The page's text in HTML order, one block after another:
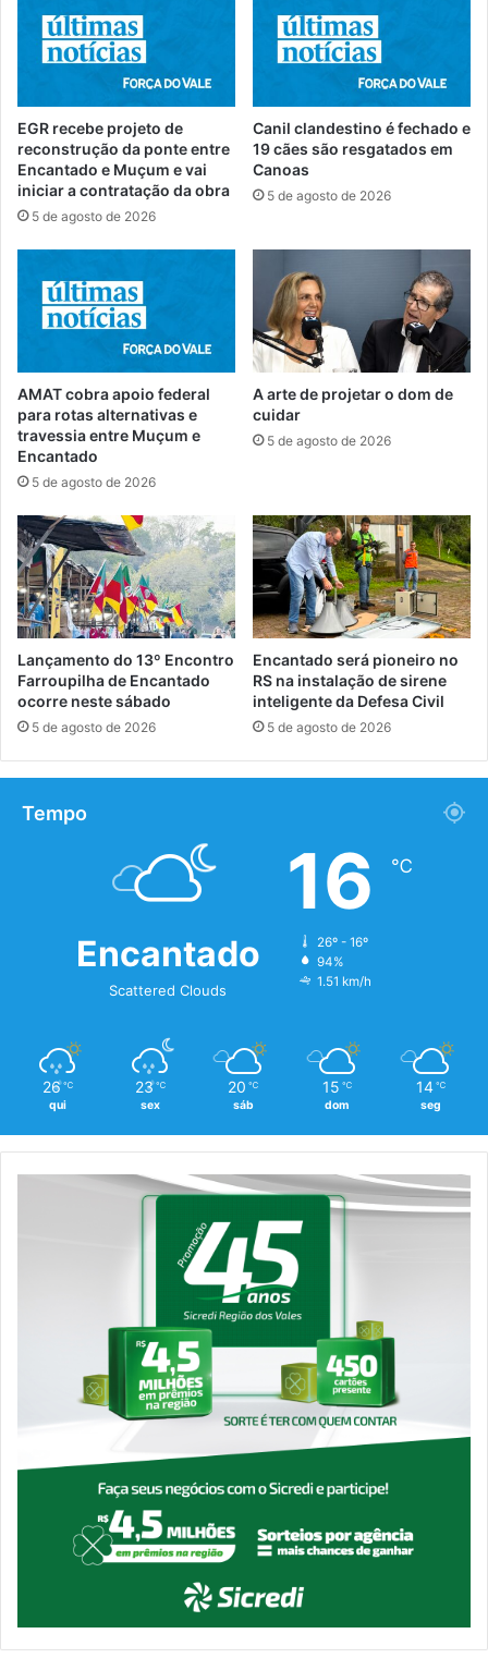
EGR recebe projeto de
reconstrução da ponte entre
Encantado e Muçum e vai
iniciar a contratação da obra
5 de agosto de 2026
Canil clandestino é fechado e
19 cães são resgatados em
Canoas
5 de agosto de 2026
AMAT cobra apoio federal
para rotas alternativas e
travessia entre Muçum e
Encantado
5 de agosto de 2026
A arte de projetar o dom de
cuidar
5 de agosto de 2026
Lançamento do 13º Encontro
Farroupilha de Encantado
ocorre neste sábado
5 de agosto de 2026
Encantado será pioneiro no
RS na instalação de sirene
inteligente da Defesa Civil
5 de agosto de 2026
Tempo
Encantado
Scattered Clouds
16 ℃
26º - 16º
94%
1.51 km/h
26 ℃
qui
23 ℃
sex
20 ℃
sáb
15 ℃
dom
14 ℃
seg